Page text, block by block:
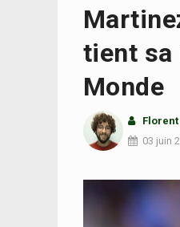
tient sa
Monde
03 juin